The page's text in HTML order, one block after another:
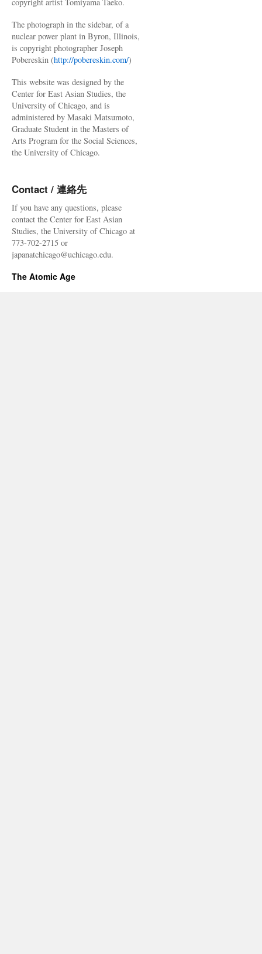
The photograph in the sidebar, of a
nuclear power plant in Byron, Illinois,
is copyright photographer Joseph
Pobereskin (http://pobereskin.com/)
This website was designed by the
Center for East Asian Studies, the
University of Chicago, and is
administered by Masaki Matsumoto,
Graduate Student in the Masters of
Arts Program for the Social Sciences,
the University of Chicago.
Contact / 連絡先
If you have any questions, please
contact the Center for East Asian
Studies, the University of Chicago at
773-702-2715 or
japanatchicago@uchicago.edu.
The Atomic Age